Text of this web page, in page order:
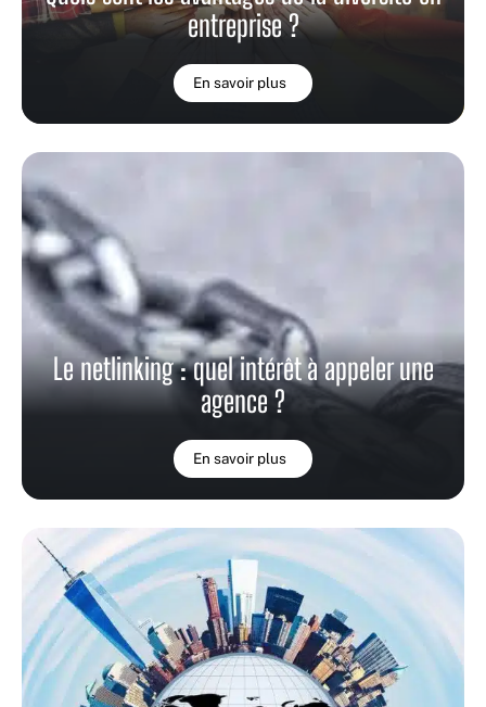
entreprise ?
En savoir plus
Le netlinking : quel intérêt à appeler une
agence ?
En savoir plus